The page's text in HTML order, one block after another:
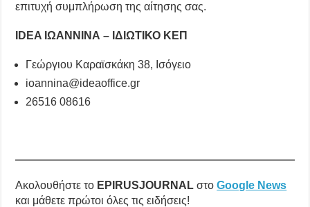
επιτυχή συμπλήρωση της αίτησης σας.
IDEA ΙΩΑΝΝΙΝΑ – ΙΔΙΩΤΙΚΟ ΚΕΠ
Γεώργιου Καραϊσκάκη 38, Ισόγειο
ioannina@ideaoffice.gr
26516 08616
Ακολουθήστε το EPIRUSJOURNAL στοGoogle News
και μάθετε πρώτοι όλες τις ειδήσεις!